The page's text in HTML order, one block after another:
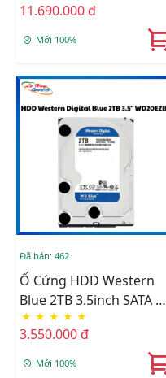
7200RPM (WD100EFGX)
11.690.000 đ
Mới 100%
Đã bán: 462
Ổ Cứng HDD Western
Blue 2TB 3.5inch SATA 3
7200RPM WD20EZBX
★ ★ ★ ★ ★
3.550.000 đ
Mới 100%